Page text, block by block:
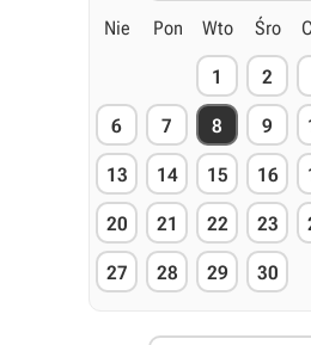
Nie Pon Wto Śro
1 2
6 7 8 9
13 14 15 16
20 21 22 23
27 28 29 30